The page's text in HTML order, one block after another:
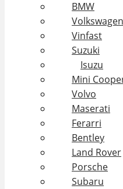
BMW
Volkswagen
Vinfast
Suzuki
Isuzu
Mini
Volvo
Maserati
Ferarri
Bentley
Land Rover
Porsche
Subaru